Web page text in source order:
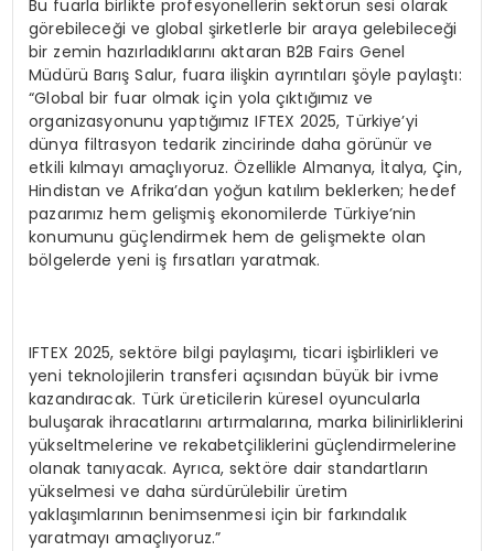
Bu fuarla birlikte profesyonellerin sektörün sesi olarak
görebileceği ve global şirketlerle bir araya gelebileceği
bir zemin hazırladıklarını aktaran B2B Fairs Genel
Müdürü Barış Salur, fuara ilişkin ayrıntıları şöyle paylaştı:
“Global bir fuar olmak için yola çıktığımız ve
organizasyonunu yaptığımız IFTEX 2025, Türkiye’yi
dünya filtrasyon tedarik zincirinde daha görünür ve
etkili kılmayı amaçlıyoruz. Özellikle Almanya, İtalya, Çin,
Hindistan ve Afrika’dan yoğun katılım beklerken; hedef
pazarımız hem gelişmiş ekonomilerde Türkiye’nin
konumunu güçlendirmek hem de gelişmekte olan
bölgelerde yeni iş fırsatları yaratmak.
IFTEX 2025, sektöre bilgi paylaşımı, ticari işbirlikleri ve
yeni teknolojilerin transferi açısından büyük bir ivme
kazandıracak. Türk üreticilerin küresel oyuncularla
buluşarak ihracatlarını artırmalarına, marka bilinirliklerini
yükseltmelerine ve rekabetçiliklerini güçlendirmelerine
olanak tanıyacak. Ayrıca, sektöre dair standartların
yükselmesi ve daha sürdürülebilir üretim
yaklaşımlarının benimsenmesi için bir farkındalık
yaratmayı amaçlıyoruz.”